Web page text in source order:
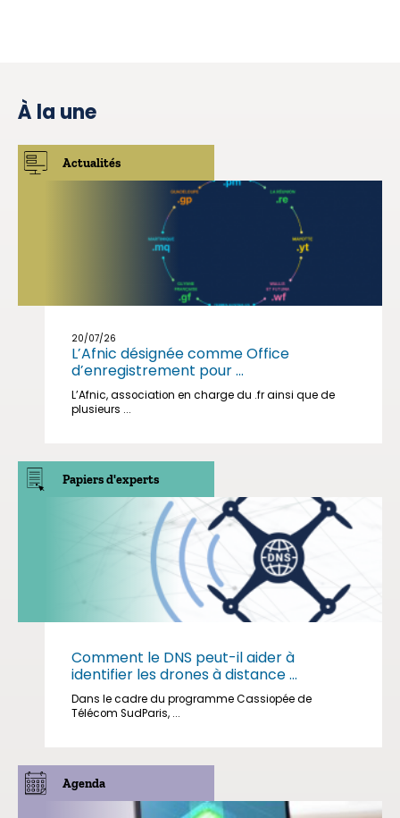
À la une
Actualités
20/07/26
L’Afnic désignée comme Office
d’enregistrement pour ...
L’Afnic, association en charge du .fr ainsi que de
plusieurs ...
Papiers d'experts
Comment le DNS peut-il aider à
identifier les drones à distance ...
Dans le cadre du programme Cassiopée de
Télécom SudParis, ...
Agenda